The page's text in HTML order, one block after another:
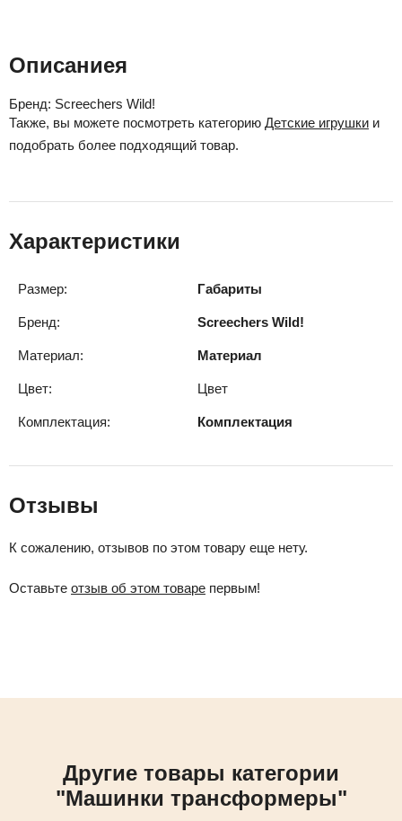
Описаниея
Бренд: Screechers Wild!
Также, вы можете посмотреть категорию Детские игрушки и
подобрать более подходящий товар.
Характеристики
Размер: Габариты
Бренд: Screechers Wild!
Материал: Материал
Цвет: Цвет
Комплектация: Комплектация
Отзывы
К сожалению, отзывов по этом товару еще нету.
Оставьте отзыв об этом товаре первым!
Другие товары категории
"Машинки трансформеры"